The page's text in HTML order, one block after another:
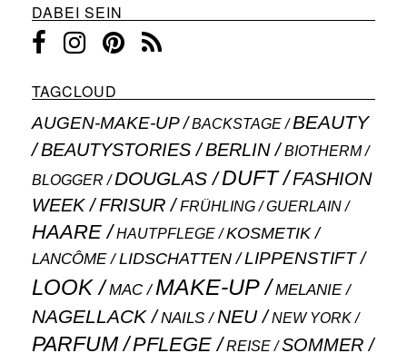
DABEI SEIN
TAGCLOUD
AUGEN-MAKE-UP BACKSTAGE BEAUTY
BEAUTYSTORIES BERLIN
BIOTHERM
BLOGGER
DOUGLAS DUFT
FASHION
WEEK
FRISUR FRÜHLING GUERLAIN
HAARE HAUTPFLEGE
KOSMETIK
LANCÔME
LIDSCHATTEN LIPPENSTIFT
LOOK MAC MAKE-UP MELANIE
NAGELLACK NAILS NEU NEW YORK
PARFUM PFLEGE REISE SOMMER